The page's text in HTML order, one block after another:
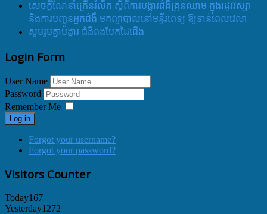
សេចក្ដីណែនាំក្រើនរំលឹក ស្ដីពីការបង្ការជំងឺគ្រុនឈាម ក្នុងរដូវវស្សា
និងការបញ្ជូនអ្នកជំងឺ មកព្យាបាលនៅមន្ទីរពេទ្យ ឱ្យទាន់ពេលវេលា
សូមរួមគ្នាបង្ការ ជំងឺពងបែកដៃជើង
Login Form
User Name
Password
Remember Me
Log in
Forgot your username?
Forgot your password?
Visitors Counter
Today167
Yesterday1272